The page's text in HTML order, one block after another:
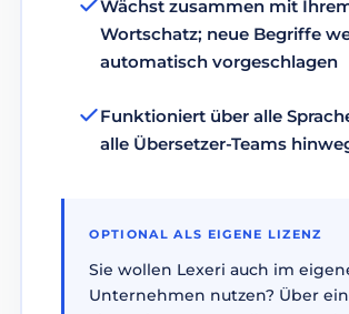
Wächst zusammen mit
Wortschatz; neue Begriffe
automatisch vorgeschlagen
Funktioniert über alle
alle Übersetzer-Teams
OPTIONAL ALS EIGENE LIZENZ
Sie wollen Lexeri auch im
Unternehmen nutzen? Über